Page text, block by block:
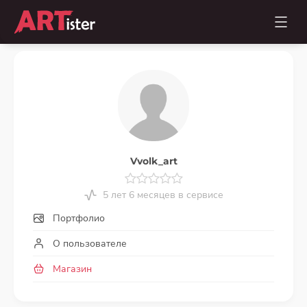
Vvolk_art
5 лет 6 месяцев в сервисе
Портфолио
О пользователе
Магазин